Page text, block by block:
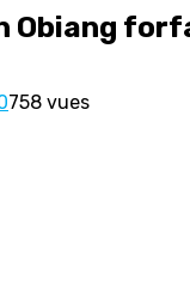
Obiang
758 vues